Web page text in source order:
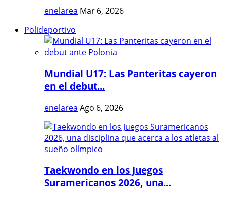
enelarea Mar 6, 2026
Polideportivo
Mundial U17: Las Panteritas cayeron
en el debut...
enelarea Ago 6, 2026
Taekwondo en los Juegos
Suramericanos 2026, una...